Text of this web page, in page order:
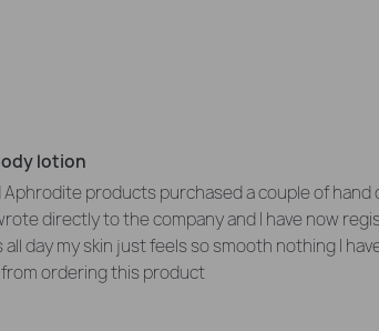
lotion
products purchased a couple of
directly to the company and I have now
day my skin just feels so smooth nothing I
ordering this product